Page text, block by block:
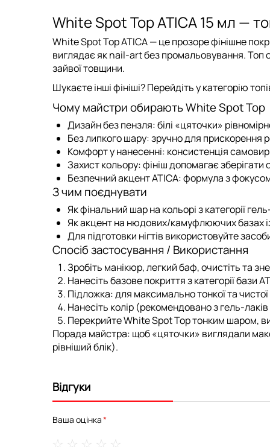
White Spot Top ATICA 15 мл —
White Spot Top ATICA— це прозоре фінішне
виглядає як nail-art без промальовування. Топ
зайвої товщини.
Шукаєте інші фініші? Перейдіть у категорію
Чому майстри обирають White Spot Top
Дизайн без пензля: білі «цяточки»
Без липкого шару: зручно для прискорення
Комфорт у нанесенні: консистенція
Захист кольору: фініш допомагає зберігати
Безпечний акцент ATICA: формула з
З чим поєднувати
Як фінальний шар на кольорі з категорії
Як акцент на нюдових/камyфлюючих базах
Для підготовки нігтів використовуйте
Спосіб застосування / Використання
Зробіть манікюр, легкий баф, очистіть та
Нанесіть базове покриття з категоріїбази
Підложка:для максимально тонкої та чистої
Нанесіть колір (рекомендовано згель-
ПерекрийтеWhite Spot Topтонким шаром,
Порада майстра: щоб «цяточки» виглядали
рівніший блік).
Відгуки
Ваша оцінка